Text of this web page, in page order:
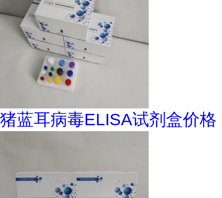
猪蓝耳病毒ELISA试剂盒价格